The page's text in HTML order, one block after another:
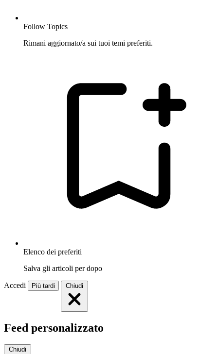
Follow Topics
Rimani aggiornato/a sui tuoi temi preferiti.
Elenco dei preferiti
Salva gli articoli per dopo
Accedi Più tardi Chiudi
Feed personalizzato
Chiudi